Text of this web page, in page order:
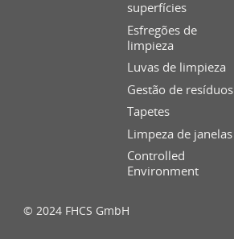
superfícies
Esfregões de
limpieza
Luvas de limpieza
Gestão de resíduos
Tapetes
Limpeza de janelas
Controlled
Environment
© 2024 FHCS GmbH